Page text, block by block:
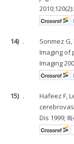
14) .
Sonmez G,
Imaging of
Imaging
15) .
Hafeez F,
Dis 1999;